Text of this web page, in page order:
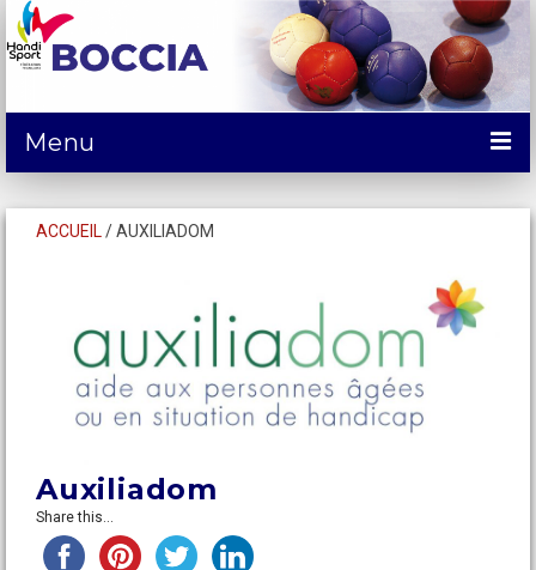
Menu
ACTUALITÉS
SE FORMER et SERVICES
CALENDRIER
SPONSORING/Dons
ACCUEIL /AUXILIADOM
Auxiliadom
Share this...